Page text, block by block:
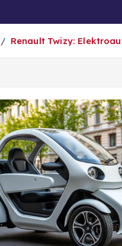
Renault Twizy: